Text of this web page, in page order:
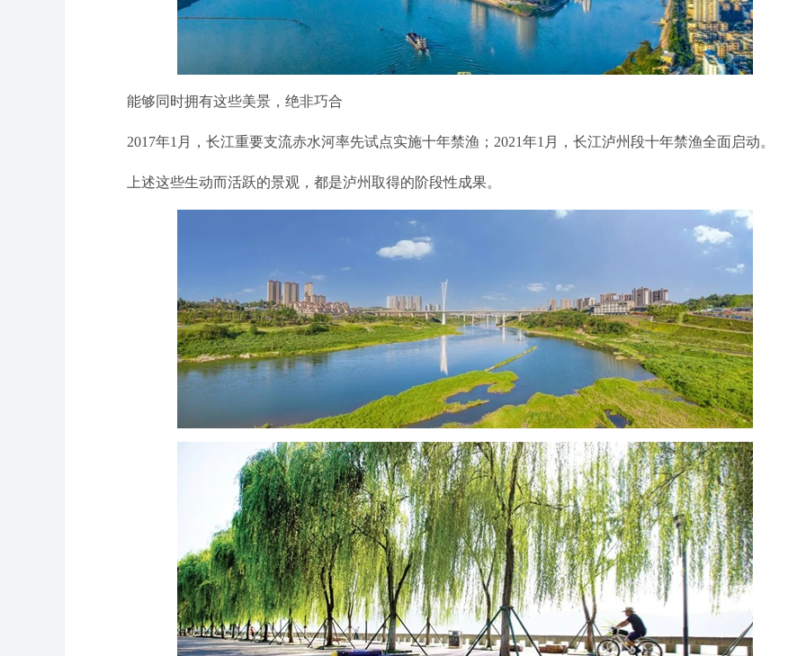
能够同时拥有这些美景，绝非巧合
2017年1月，长江重要支流赤水河率先试点实施十年禁渔；2021年1月，长江泸州段十年禁渔全面启动。
上述这些生动而活跃的景观，都是泸州取得的阶段性成果。